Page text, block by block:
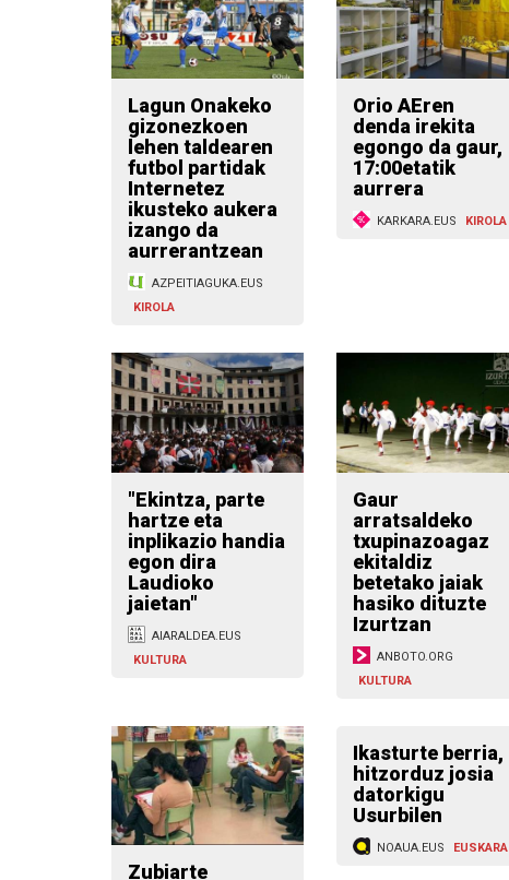
Lagun Onakeko
gizonezkoen
lehen taldearen
futbol partidak
Internetez
ikusteko aukera
izango da
aurrerantzean
AZPEITIAGUKA.EUS
KIROLA
Orio AEren
denda irekita
egongo da gaur,
17:00etatik
aurrera
KARKARA.EUS KIROLA
"Ekintza, parte
hartze eta
inplikazio handia
egon dira
Laudioko
jaietan"
AIARALDEA.EUS
KULTURA
Gaur
arratsaldeko
txupinazoagaz
ekitaldiz
betetako jaiak
hasiko dituzte
Izurtzan
ANBOTO.ORG
KULTURA
Zubiarte
Ikasturte berria,
hitzorduz josia
datorkigu
Usurbilen
NOAUA.EUS EUSKARA